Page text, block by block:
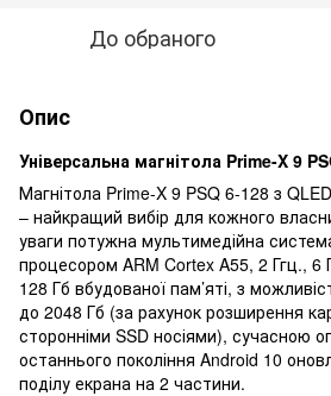
До обраного
Опис
Універсальна магнітола Prime-X 9
Магнітола Prime-X 9 PSQ 6-128 з
– найкращий вибір для кожного
уваги потужна мультимедійна
процесором ARM Cortex A55, 2 Ггц., 6
128 Гб вбудованої пам’яті, з
до 2048 Гб (за рахунок розширення
сторонніми SSD носіями), сучасною
останнього покоління Android 10
поділу екрана на 2 частини.